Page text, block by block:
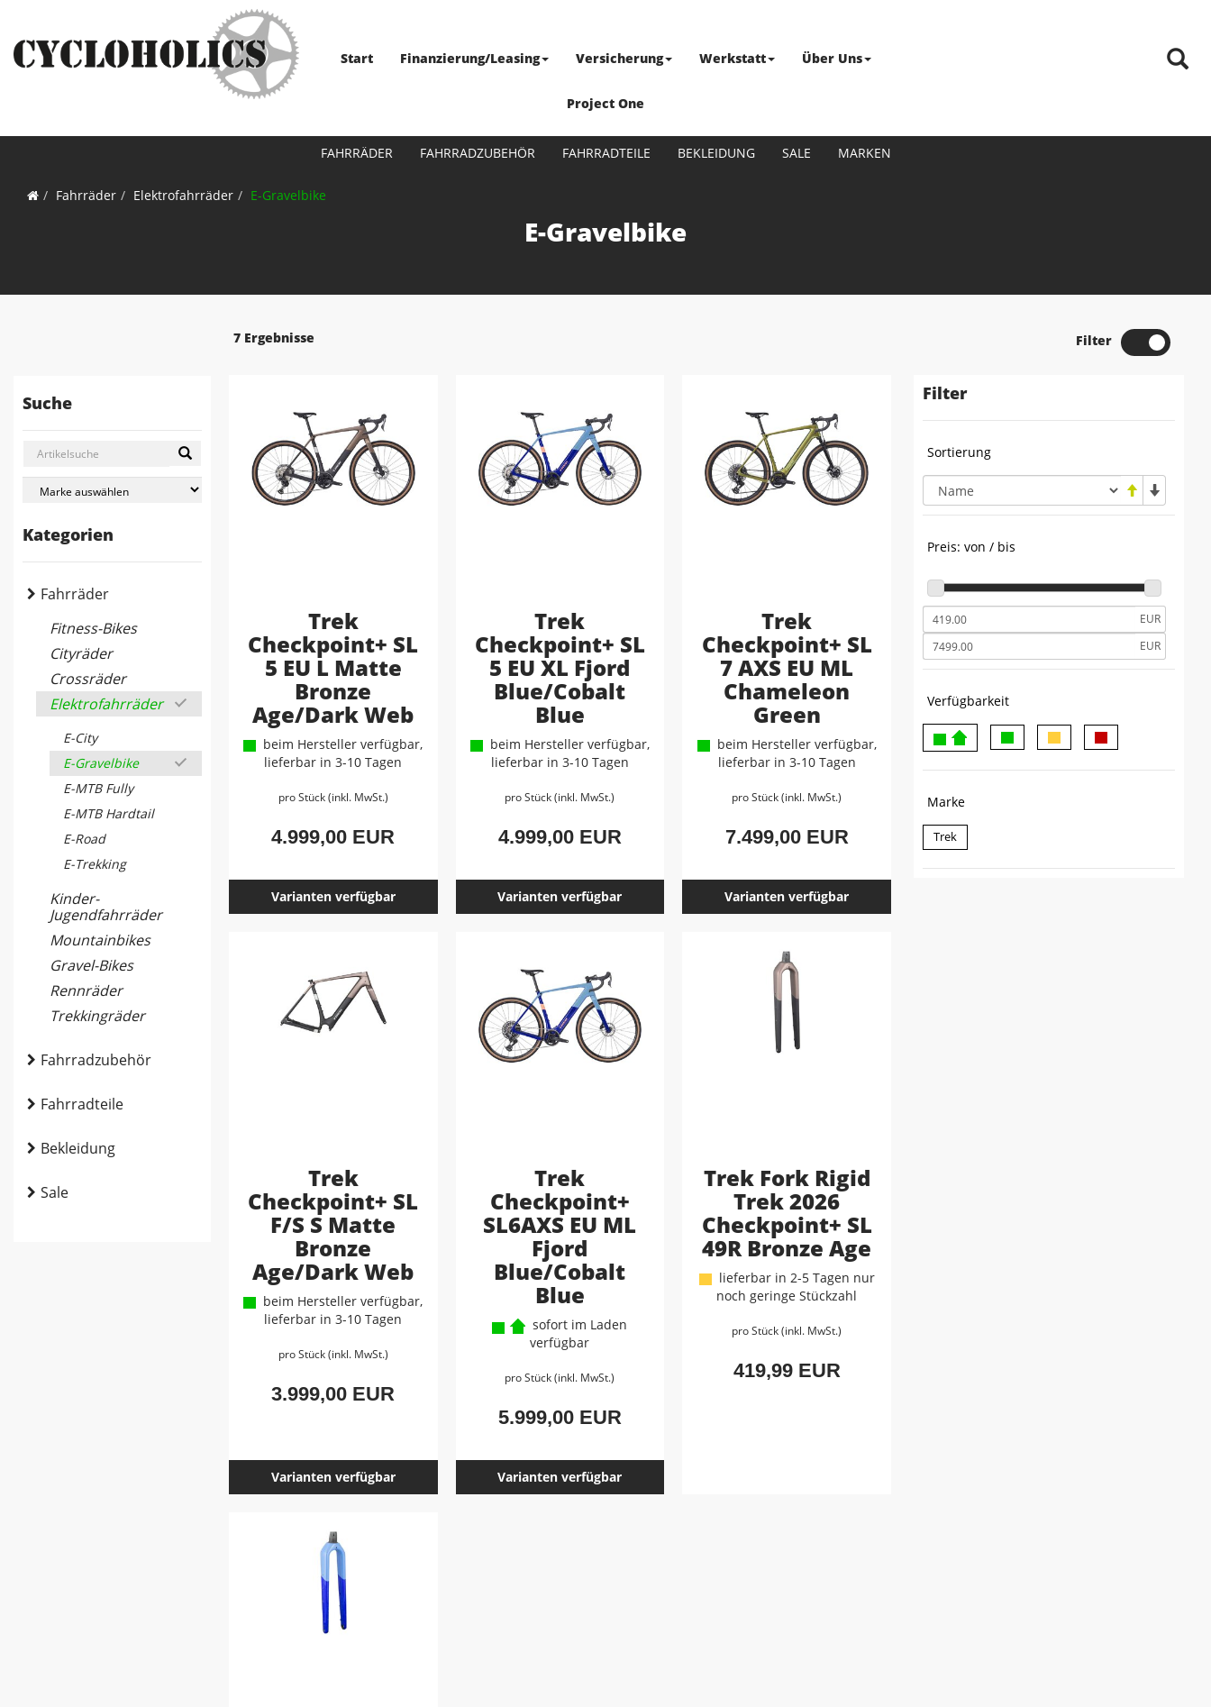
Start Finanzierung/Leasing Versicherung Werkstatt Über Uns
Project One
FAHRRÄDER FAHRRADZUBEHÖR FAHRRADTEILE BEKLEIDUNG SALE MARKEN
Fahrräder Elektrofahrräder E-Gravelbike
E-Gravelbike
Suche
Kategorien
Fahrräder
Fitness-Bikes
Cityräder
Crossräder
Elektrofahrräder
E-City
E-Gravelbike
E-MTB Fully
E-MTB Hardtail
E-Road
E-Trekking
Kinder-
Jugendfahrräder
Mountainbikes
Gravel-Bikes
Rennräder
Trekkingräder
Fahrradzubehör
Fahrradteile
Bekleidung
Sale
7 Ergebnisse Filter
Trek
Checkpoint+ SL
5 EU L Matte
Bronze
Age/Dark Web
beim Hersteller verfügbar,
lieferbar in 3-10 Tagen
pro Stück (inkl. MwSt.)
4.999,00 EUR
Varianten verfügbar
Trek
Checkpoint+ SL
5 EU XL Fjord
Blue/Cobalt
Blue
beim Hersteller verfügbar,
lieferbar in 3-10 Tagen
pro Stück (inkl. MwSt.)
4.999,00 EUR
Varianten verfügbar
Trek
Checkpoint+ SL
7 AXS EU ML
Chameleon
Green
beim Hersteller verfügbar,
lieferbar in 3-10 Tagen
pro Stück (inkl. MwSt.)
7.499,00 EUR
Varianten verfügbar
Trek
Checkpoint+ SL
F/S S Matte
Bronze
Age/Dark Web
beim Hersteller verfügbar,
lieferbar in 3-10 Tagen
pro Stück (inkl. MwSt.)
3.999,00 EUR
Varianten verfügbar
Trek
Checkpoint+
SL6AXS EU ML
Fjord
Blue/Cobalt
Blue
sofort im Laden
verfügbar
pro Stück (inkl. MwSt.)
5.999,00 EUR
Varianten verfügbar
Trek Fork Rigid
Trek 2026
Checkpoint+ SL
49R Bronze Age
lieferbar in 2-5 Tagen nur
noch geringe Stückzahl
pro Stück (inkl. MwSt.)
419,99 EUR
Filter
Sortierung
Preis: von / bis
EUR
EUR
Verfügbarkeit
Marke
Trek